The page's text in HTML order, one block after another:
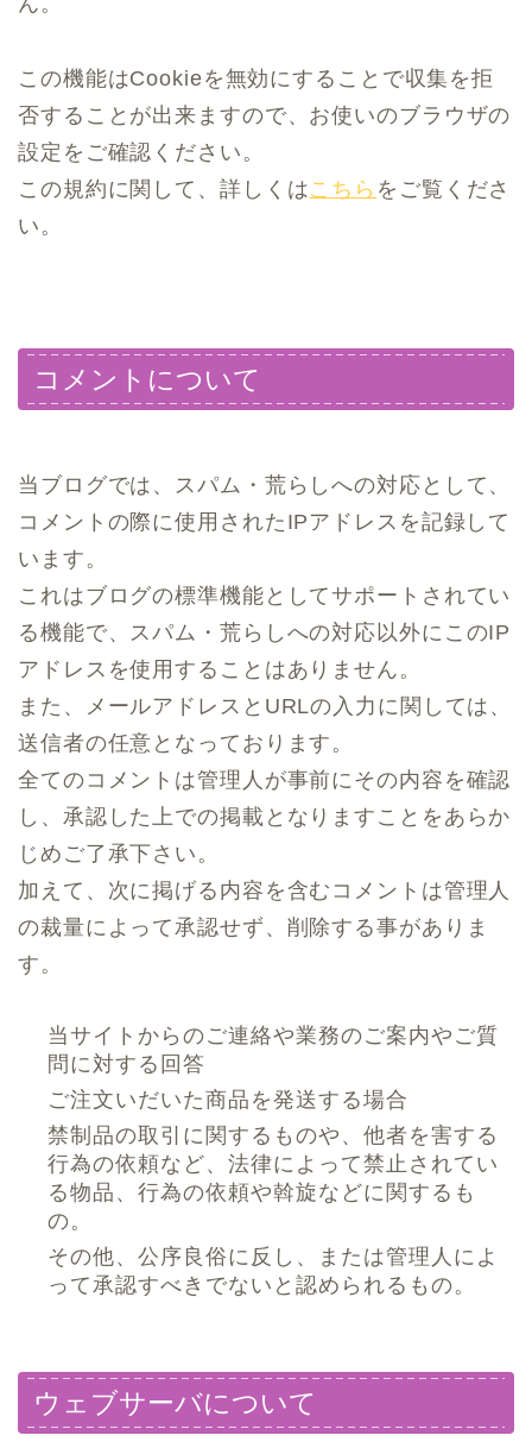
この機能はCookieを無効にすることで収集を拒
否することが出来ますので、お使いのブラウザの
設定をご確認ください。
この規約に関して、詳しくはこちら をご覧くださ
い。
コメントについて
当ブログでは、スパム・荒らしへの対応として、
コメントの際に使用されたIPアドレスを記録して
います。
これはブログの標準機能としてサポートされてい
る機能で、スパム・荒らしへの対応以外にこのIP
アドレスを使用することはありません。
また、メールアドレスとURLの入力に関しては、
送信者の任意となっております。
全てのコメントは管理人が事前にその内容を確認
し、承認した上での掲載となりますことをあらか
じめご了承下さい。
加えて、次に掲げる内容を含むコメントは管理人
の裁量によって承認せず、削除する事がありま
す。
当サイトからのご連絡や業務のご案内やご質
問に対する回答
ご注文いだいた商品を発送する場合
禁制品の取引に関するものや、他者を害する
行為の依頼など、法律によって禁止されてい
る物品、行為の依頼や斡旋などに関するも
の。
その他、公序良俗に反し、または管理人によ
って承認すべきでないと認められるもの。
ウェブサーバについて